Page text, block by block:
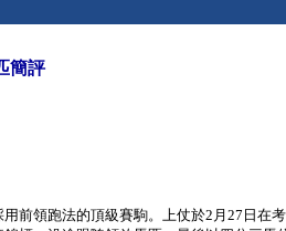
簡評
用前領跑法的頂級賽駒。上仗於2月27日在